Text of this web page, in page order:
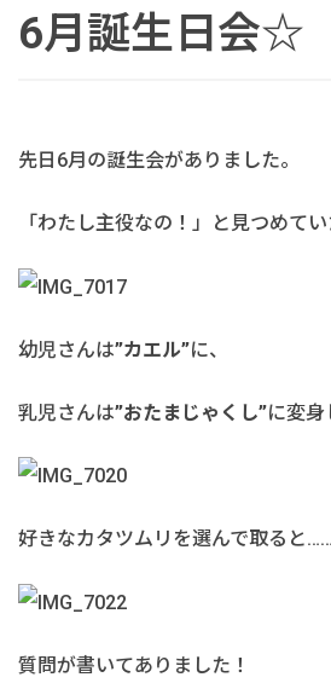
6月誕生日会☆
先日6月の誕生会がありました。
「わたし主役なの！」と見つめて
幼児さんは”カエル”に、
乳児さんは”おたまじゃくし”に変身
好きなカタツムリを選んで取ると……
質問が書いてありました！